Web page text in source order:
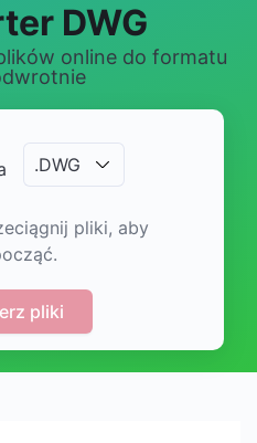
DWG
online do formatu
.DWG
pliki, aby
pliki